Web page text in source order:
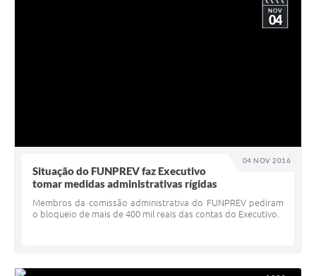
04 NOV 2016
NOV
04
Situação do FUNPREV faz Executivo
tomar medidas administrativas rígidas
Membros da comissão administrativa do FUNPREV pediram
o bloqueio de mais de 400 mil reais das contas do Executivo.